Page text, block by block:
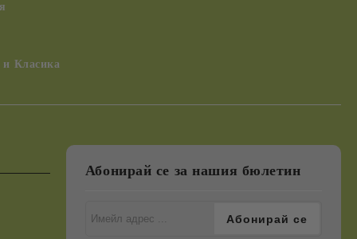
и Класика
Абонирай се за нашия бюлетин